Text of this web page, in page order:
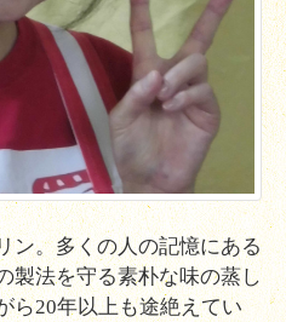
ン。多くの人の記憶にある
製法を守る素朴な味の蒸し
ら20年以上も途絶えてい